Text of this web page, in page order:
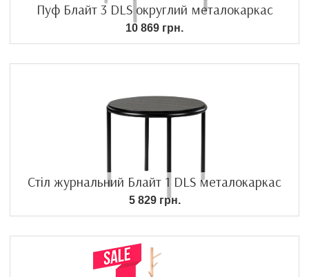
Пуф Блайт 3 DLS округлий металокаркас
10 869 грн.
Стіл журнальний Блайт 1 DLS металокаркас
5 829 грн.